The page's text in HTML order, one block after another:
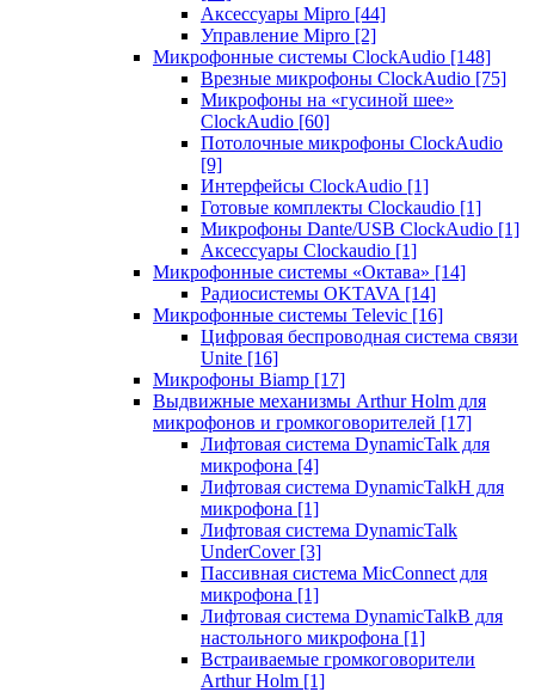
Аксессуары Mipro [44]
Управление Mipro [2]
Микрофонные системы ClockAudio [148]
Врезные микрофоны ClockAudio [75]
Микрофоны на «гусиной шее»
ClockAudio [60]
Потолочные микрофоны ClockAudio
[9]
Интерфейсы ClockAudio [1]
Готовые комплекты Clockaudio [1]
Микрофоны Dante/USB ClockAudio [1]
Аксессуары Clockaudio [1]
Микрофонные системы «Октава» [14]
Радиосистемы OKTAVA [14]
Микрофонные системы Televic [16]
Цифровая беспроводная система связи
Unite [16]
Микрофоны Biamp [17]
Выдвижные механизмы Arthur Holm для
микрофонов и громкоговорителей [17]
Лифтовая система DynamicTalk для
микрофона [4]
Лифтовая система DynamicTalkH для
микрофона [1]
Лифтовая система DynamicTalk
UnderCover [3]
Пассивная система MicConnect для
микрофона [1]
Лифтовая система DynamicTalkB для
настольного микрофона [1]
Встраиваемые громкоговорители
Arthur Holm [1]